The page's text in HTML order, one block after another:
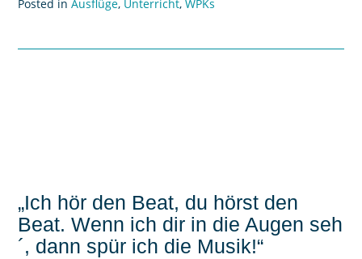
Posted in Ausflüge, Unterricht, WPKs
„Ich hör den Beat, du hörst den
Beat. Wenn ich dir in die Augen seh
´, dann spür ich die Musik!“